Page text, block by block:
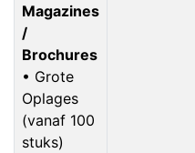
Magazines
/
Brochures
• Grote
Oplages
(vanaf 100
stuks)